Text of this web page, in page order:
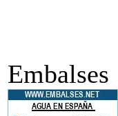
Embalses